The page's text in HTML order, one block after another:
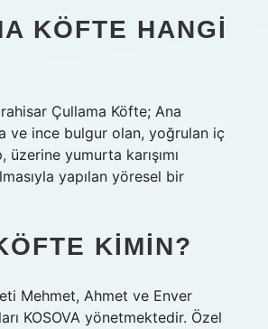
KÖFTE HANGI
Çullama Köfte; Ana
ve ince bulgur olan, yoğrulan iç
üzerine yumurta karışımı
yapılan yöresel bir
KIMIN?
Mehmet, Ahmet ve Enver
KOSOVA yönetmektedir. Özel